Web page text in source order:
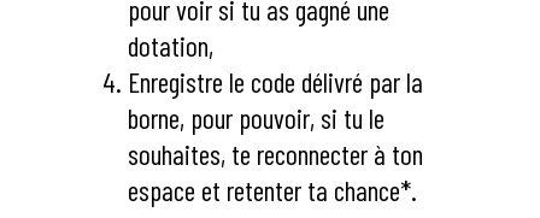
pour voir si tu as gagné une
dotation,
Enregistre le code délivré par la
borne, pour pouvoir, si tu le
souhaites, te reconnecter à ton
espace et retenter ta chance*.